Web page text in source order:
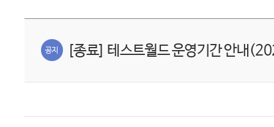
[종료] 테스트월드 운영기간 안내